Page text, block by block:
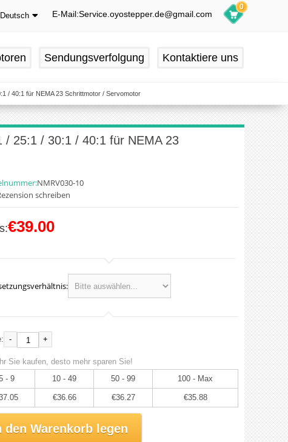
Deutsch
Deutsch
Español
E-Mail:Service.oyostepper.de@gmail.com
0
Sendungsverfolgung Kontaktiere uns
/ 40:1 für NEMA 23 Schrittmotor / Servomotor
/ 25:1 / 30:1 / 40:1 für NEMA 23
NMRV030-10
schreiben
€39.00
- +
Sie kaufen, desto mehr sparen Sie!
- 9
10 - 49 50 - 99 100 - Max
€36.66 €36.27 €35.88
den Warenkorb legen